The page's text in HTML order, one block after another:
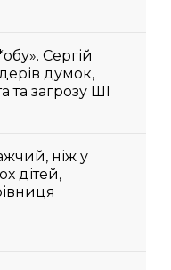
Сергій
думок,
та загрозу ШІ
ніж у
дітей,